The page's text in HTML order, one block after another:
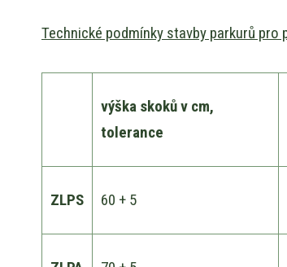
Technické podmínky stavby parkurů pro
výška skokův cm,
tolerance
ZLPS 60 + 5